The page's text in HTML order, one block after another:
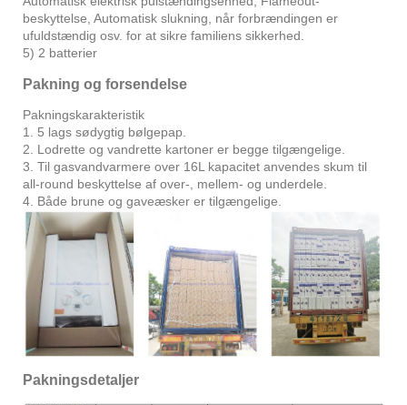
beskyttelse, Automatisk slukning, når forbrændingen er
ufuldstændig osv. for at sikre familiens sikkerhed.
5) 2 batterier
Pakning og forsendelse
Pakningskarakteristik
1. 5 lags sødygtig bølgepap.
2. Lodrette og vandrette kartoner er begge tilgængelige.
3. Til gasvandvarmere over 16L kapacitet anvendes skum til
all-round beskyttelse af over-, mellem- og underdele.
4. Både brune og gaveæsker er tilgængelige.
Pakningsdetaljer